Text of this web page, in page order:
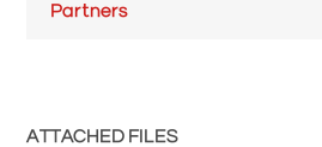
Partners
ATTACHED FILES